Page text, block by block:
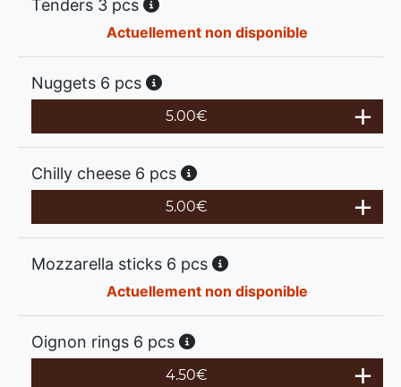
Tenders 3 pcs
Actuellement non disponible
Nuggets 6 pcs
5.00€
Chilly cheese 6 pcs
5.00€
Mozzarella sticks 6 pcs
Actuellement non disponible
Oignon rings 6 pcs
4.50€